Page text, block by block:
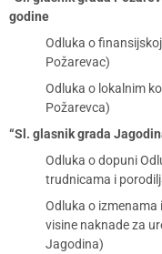
godine
Odluka o
Požarevac)
Odluka o lokalnim
Požarevca)
“Sl. glasnik grada
Odluka o dopuni
trudnicama i
Odluka o izmenama
visine naknade za
Jagodina)